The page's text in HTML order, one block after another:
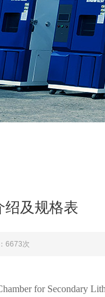
绍及规格表
6673次
for Secondary